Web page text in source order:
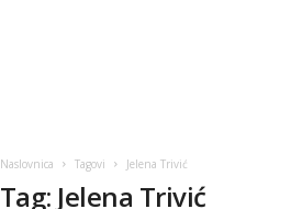
Naslovnica Tagovi Jelena Trivić
Tag: Jelena Trivić